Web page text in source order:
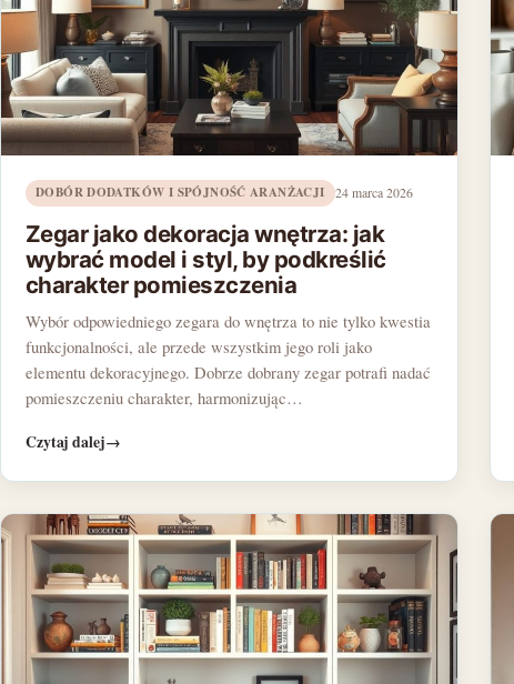
DOBÓR DODATKÓW I SPÓJNOŚĆ ARANŻACJI 24 marca 2026
Zegar jako dekoracja wnętrza: jak
wybrać model i styl, by podkreślić
charakter pomieszczenia
Wybór odpowiedniego zegara do wnętrza to nie tylko kwestia
funkcjonalności, ale przede wszystkim jego roli jako
elementu dekoracyjnego. Dobrze dobrany zegar potrafi nadać
pomieszczeniu charakter, harmonizując…
Czytaj dalej→